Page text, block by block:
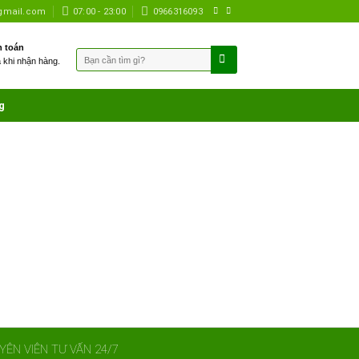
07:00 - 23:00 0966316093
toán
khi nhận hàng.
Tìm
kiếm:
VIÊN TƯ VẤN 24/7